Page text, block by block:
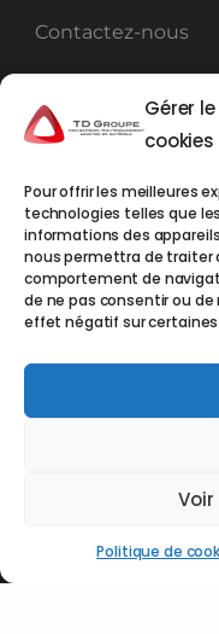
Gérer
cookies
Pour offrir les meilleures
technologies telles que
informations des
nous permettra de traiter
comportement de
de ne pas consentir ou
effet négatif sur
Politique de
Contactez-nous
INFORMATIONS
Mentions légales
Plan du site
Contact
TD Groupe à
1ERE
Frères – BP 469 -
Tél : +377 93.50.13.82